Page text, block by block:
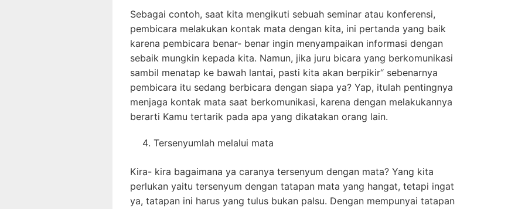
Sebagai contoh, saat kita mengikuti sebuah seminar atau konferensi,
pembicara melakukan kontak mata dengan kita, ini pertanda yang baik
karena pembicara benar- benar ingin menyampaikan informasi dengan
sebaik mungkin kepada kita. Namun, jika juru bicara yang berkomunikasi
sambil menatap ke bawah lantai, pasti kita akan berpikir“ sebenarnya
pembicara itu sedang berbicara dengan siapa ya? Yap, itulah pentingnya
menjaga kontak mata saat berkomunikasi, karena dengan melakukannya
berarti Kamu tertarik pada apa yang dikatakan orang lain.
Tersenyumlah melalui mata
Kira- kira bagaimana ya caranya tersenyum dengan mata? Yang kita
perlukan yaitu tersenyum dengan tatapan mata yang hangat, tetapi ingat
ya, tatapan ini harus yang tulus bukan palsu. Dengan mempunyai tatapan